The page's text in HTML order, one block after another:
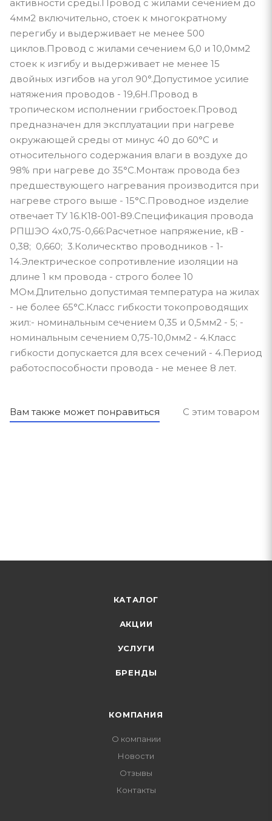
активности среды.Провод с жилами сечением до
4мм2 включительно, стоек к многократному
перегибу и выдерживает не менее 500
циклов.Провод с жилами сечением 6,0 и 10,0мм2
стоек к изгибу и выдерживает не менее 15
двойных изгибов на угол 90°.Допустимое усилие
натяжения проводов - 19,6Н.Провод в
тропическом исполнении грибостоек.Провод
предназначен для эксплуатации при нагреве
окружающей среды от минус 40 до 60°С и
относительного содержания влаги в воздухе до
98% при нагреве до 35°С.Монтаж провода без
предшествующего нагревания производится при
нагреве строго выше - 15°С.Проводное изделие
отвечает ТУ 16.К18-001-89.Спецификация провода
РПШЭО 4х0,75-0,66:Расчетное напряжение, кВ -
0,38; 0,660; 3.Колическтво проводников - 1-
14.Электрическое сопротивление изоляции на
длине 1 км провода - строго более 10
МОм.Длительно допустимая температура на жилах
- не более 65°С.Класс гибкости токопроводящих
жил:- номинальным сечением 0,35 и 0,5мм2 - 5; -
номинальным сечением 0,75-10,0мм2 - 4.Класс
гибкости допускается для всех сечений - 4.Период
работоспособности провода - не менее 8 лет.
Вам также может понравиться С этим товаром
КАТАЛОГ
АКЦИИ
УСЛУГИ
БРЕНДЫ
КОМПАНИЯ
О компании
Новости
Отзывы
Контакты